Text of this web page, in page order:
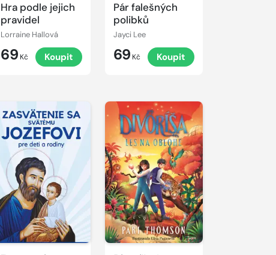
Hra podle jejich
pravidel
Lorraine Hallová
69 Kč Koupit
Pár falešných
polibků
Jayci Lee
69 Kč Koupit